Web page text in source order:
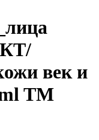
век и
TM